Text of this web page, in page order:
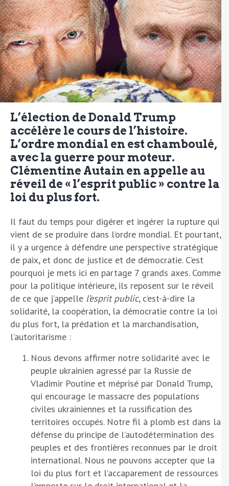
L’élection de Donald Trump
accélère le cours de l’histoire.
L’ordre mondial en est chamboulé,
avec la guerre pour moteur.
Clémentine Autain en appelle au
réveil de « l’esprit public » contre la
loi du plus fort.
Il faut du temps pour digérer et ingérer la rupture qui
vient de se produire dans l’ordre mondial. Et pourtant,
il y a urgence à défendre une perspective stratégique
de paix, et donc de justice et de démocratie. C’est
pourquoi je mets ici en partage 7 grands axes. Comme
pour la politique intérieure, ils reposent sur le réveil
de ce que j’appelle l’esprit public, c’est-à-dire la
solidarité, la coopération, la démocratie contre la loi
du plus fort, la prédation et la marchandisation,
l’autoritarisme :
Nous devons affirmer notre solidarité avec le
peuple ukrainien agressé par la Russie de
Vladimir Poutine et méprisé par Donald Trump,
qui encourage le massacre des populations
civiles ukrainiennes et la russification des
territoires occupés. Notre fil à plomb est dans la
défense du principe de l’autodétermination des
peuples et des frontières reconnues par le droit
international. Nous ne pouvons accepter que la
loi du plus fort et l’accaparement de ressources